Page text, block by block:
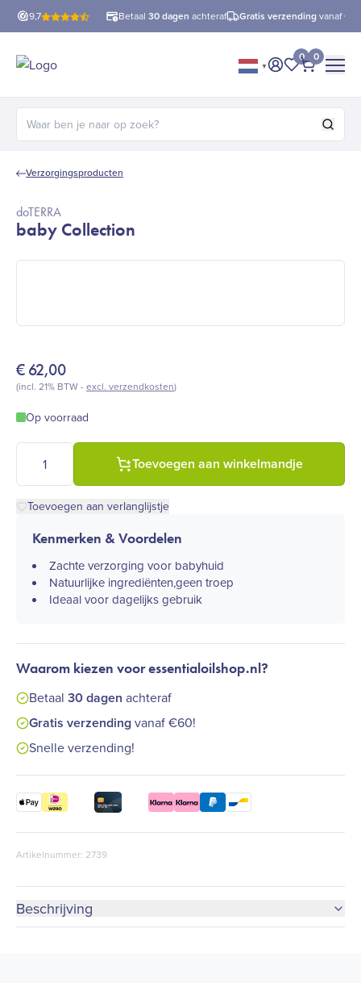
9,7 Betaal 30 dagen achteraf Gratis verzending vanaf
▼ Mijn account
Mijn
0 0
Zoeken naar:
Verzorgingsproducten
doTERRA
baby Collection
€62,00
(incl. 21% BTW -excl. verzendkosten)
Op voorraad
doTERRA baby Collection aantal
Toevoegen aan winkelmandje
Toevoegen aan verlanglijstje
Kenmerken & Voordelen
Zachte verzorging voor babyhuid
Natuurlijke ingrediënten,geen troep
Ideaal voor dagelijks gebruik
Waarom kiezen voor essentialoilshop.nl?
Betaal 30 dagen achteraf
Gratis verzendingvanaf €60!
Snelle verzending!
Artikelnummer: 2739
Beschrijving